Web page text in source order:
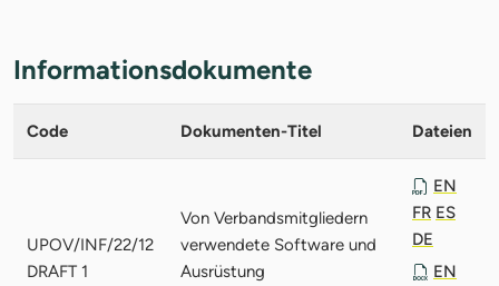
Informationsdokumente
Code Dokumenten-Titel Dateien
UPOV/INF/22/12
DRAFT 1
Von Verbandsmitgliedern
verwendete Software und
Ausrüstung
EN
FR ES
DE
EN